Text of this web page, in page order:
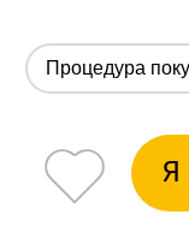
Процедура
Я